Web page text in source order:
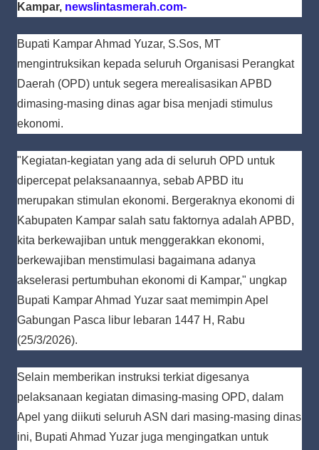
Kampar, newslintasmerah.com-
Bupati Kampar Ahmad Yuzar, S.Sos, MT
mengintruksikan kepada seluruh Organisasi Perangkat
Daerah (OPD) untuk segera merealisasikan APBD
dimasing-masing dinas agar bisa menjadi stimulus
ekonomi.
"Kegiatan-kegiatan yang ada di seluruh OPD untuk
dipercepat pelaksanaannya, sebab APBD itu
merupakan stimulan ekonomi. Bergeraknya ekonomi di
Kabupaten Kampar salah satu faktornya adalah APBD,
kita berkewajiban untuk menggerakkan ekonomi,
berkewajiban menstimulasi bagaimana adanya
akselerasi pertumbuhan ekonomi di Kampar," ungkap
Bupati Kampar Ahmad Yuzar saat memimpin Apel
Gabungan Pasca libur lebaran 1447 H, Rabu
(25/3/2026).
Selain memberikan instruksi terkiat digesanya
pelaksanaan kegiatan dimasing-masing OPD, dalam
Apel yang diikuti seluruh ASN dari masing-masing dinas
ini, Bupati Ahmad Yuzar juga mengingatkan untuk